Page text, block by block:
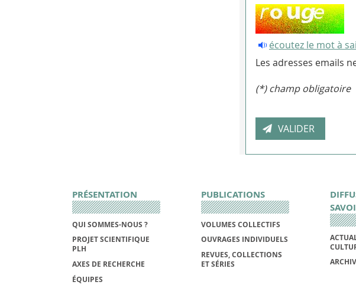
écoutez le mot à
Les adresses emails
(*) champ obligatoire
PRÉSENTATION
QUI SOMMES-NOUS ?
PROJET SCIENTIFIQUE
PLH
AXES DE RECHERCHE
ÉQUIPES
PUBLICATIONS
VOLUMES COLLECTIFS
OUVRAGES INDIVIDUELS
REVUES, COLLECTIONS
ET SÉRIES